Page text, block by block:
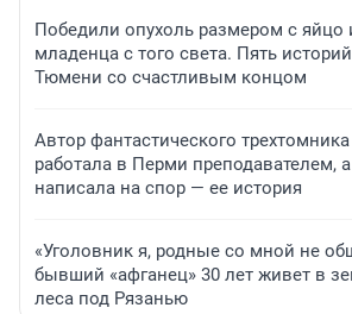
Победили опухоль размером с
младенца с того света. Пять
Тюмени со счастливым концом
Автор фантастического
работала в Перми преподавателем,
написала на спор — ее история
«Уголовник я, родные со мной не
бывший «афганец» 30 лет живет в
леса под Рязанью